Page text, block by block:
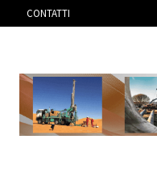
CONTATTI